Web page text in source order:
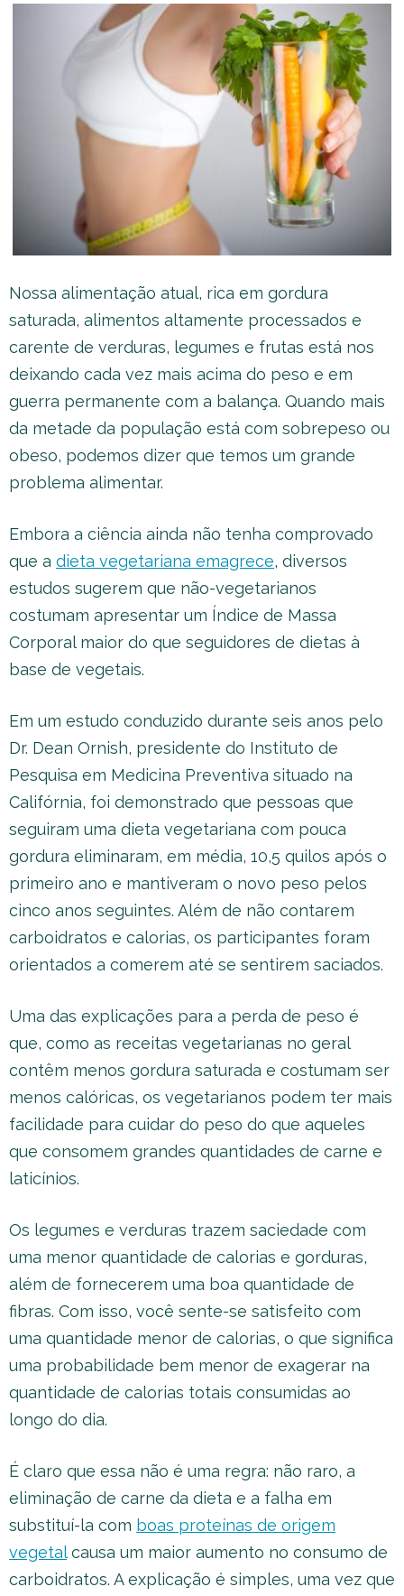
Nossa alimentação atual, rica em gordura
saturada, alimentos altamente processados e
carente de verduras, legumes e frutas está nos
deixando cada vez mais acima do peso e em
guerra permanente com a balança. Quando mais
da metade da população está com sobrepeso ou
obeso, podemos dizer que temos um grande
problema alimentar.
Embora a ciência ainda não tenha comprovado
que a dieta vegetariana emagrece, diversos
estudos sugerem que não-vegetarianos
costumam apresentar um Índice de Massa
Corporal maior do que seguidores de dietas à
base de vegetais.
Em um estudo conduzido durante seis anos pelo
Dr. Dean Ornish, presidente do Instituto de
Pesquisa em Medicina Preventiva situado na
Califórnia, foi demonstrado que pessoas que
seguiram uma dieta vegetariana com pouca
gordura eliminaram, em média, 10,5 quilos após o
primeiro ano e mantiveram o novo peso pelos
cinco anos seguintes. Além de não contarem
carboidratos e calorias, os participantes foram
orientados a comerem até se sentirem saciados.
Uma das explicações para a perda de peso é
que, como as receitas vegetarianas no geral
contêm menos gordura saturada e costumam ser
menos calóricas, os vegetarianos podem ter mais
facilidade para cuidar do peso do que aqueles
que consomem grandes quantidades de carne e
laticínios.
Os legumes e verduras trazem saciedade com
uma menor quantidade de calorias e gorduras,
além de fornecerem uma boa quantidade de
fibras. Com isso, você sente-se satisfeito com
uma quantidade menor de calorias, o que significa
uma probabilidade bem menor de exagerar na
quantidade de calorias totais consumidas ao
longo do dia.
É claro que essa não é uma regra: não raro, a
eliminação de carne da dieta e a falha em
substituí-la com boas proteínas de origem
vegetalcausa um maior aumento no consumo de
carboidratos. A explicação é simples, uma vez que